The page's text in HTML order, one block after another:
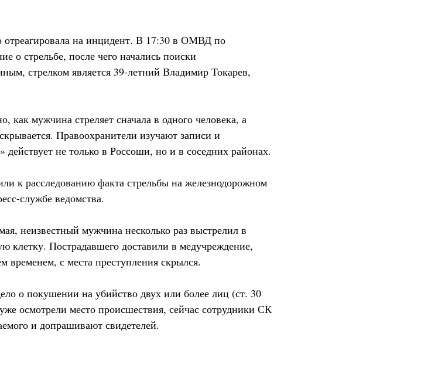
отреагировала на инцидент. В 17:30 в ОМВД по
о стрельбе, после чего начались поиски
стрелком является 39-летний Владимир Токарев,
как мужчина стреляет сначала в одного человека, а
Правоохранители изучают записи и
не только в Россоши, но и в соседних районах.
к расследованию факта стрельбы на железнодорожном
службе ведомства.
неизвестный мужчина несколько раз выстрелил в
клетку. Пострадавшего доставили в медучреждение,
с места преступления скрылся.
о покушении на убийство двух или более лиц (ст. 30
осмотрели место происшествия, сейчас сотрудники СК
и допрашивают свидетелей.